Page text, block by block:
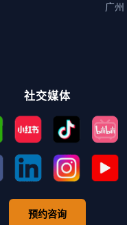
广州
社交媒体
预约咨询